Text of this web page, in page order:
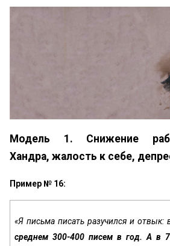
Модель 1. Снижение
Хандра, жалость к себе,
Пример № 16:
«Я письма писать разучился и отвык:
среднем 300-400 писем в год. А в